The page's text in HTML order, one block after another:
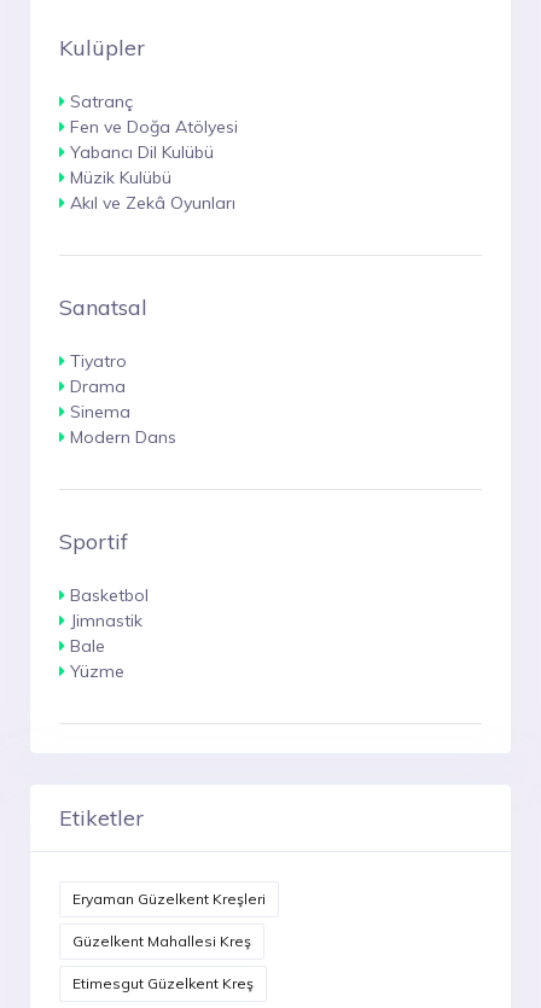
Kulüpler
Satranç
Fen ve Doğa Atölyesi
Yabancı Dil Kulübü
Müzik Kulübü
Akıl ve Zekâ Oyunları
Sanatsal
Tiyatro
Drama
Sinema
Modern Dans
Sportif
Basketbol
Jimnastik
Bale
Yüzme
Etiketler
Eryaman Güzelkent Kreşleri
Güzelkent Mahallesi Kreş
Etimesgut Güzelkent Kreş